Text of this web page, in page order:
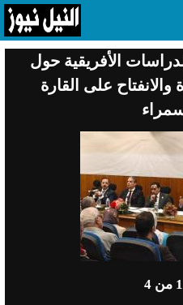
الأفريقية حول
والانفتاح على القارة
1 من 4